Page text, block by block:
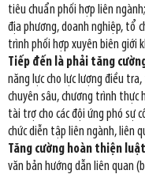
tiêu chuẩn phối hợp liên
địa phương, doanh nghiệp, tổ
trình phối hợp xuyên biên giới
Tiếp đến là phải tăng
năng lực cho lực lượng điều
chuyên sâu, chương trình thực
tài trợ cho các đội ứng phó sự
chức diễn tập liên ngành, liên
Tăng cường hoàn thiện
văn bản hướng dẫn liên quan